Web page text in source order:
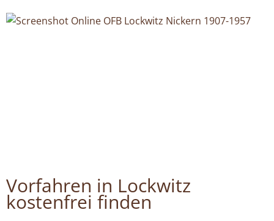
Vorfahren in Lockwitz
kostenfrei finden